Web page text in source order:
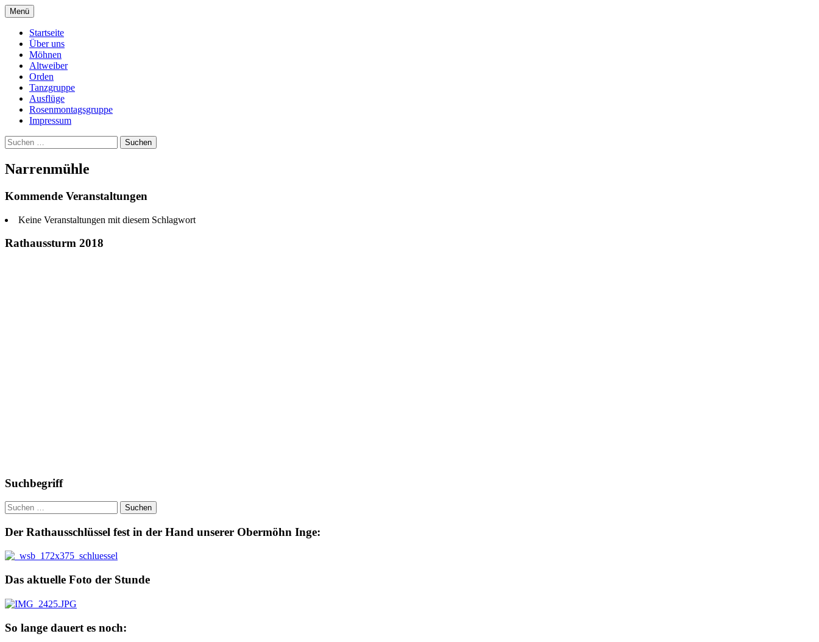
Dreistadtmöhnen Dülken
Menü Springe
zum
Inhalt
Startseite
Über uns
Möhnen
Altweiber
Orden
Tanzgruppe
Ausflüge
Rosenmontagsgruppe
Impressum
Suchen
nach:
Narrenmühle
Kommende Veranstaltungen
Keine Veranstaltungen mit diesem Schlagwort
Rathaussturm 2018
Suchbegriff
Suchen
nach:
Der Rathausschlüssel fest in der Hand unserer Obermöhn Inge:
Das aktuelle Foto der Stunde
So lange dauert es noch: